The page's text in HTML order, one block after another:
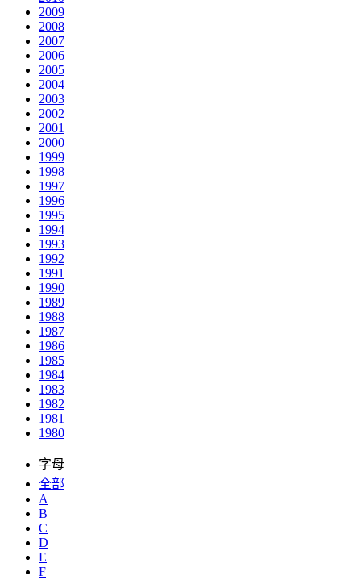
2009
2008
2007
2006
2005
2004
2003
2002
2001
2000
1999
1998
1997
1996
1995
1994
1993
1992
1991
1990
1989
1988
1987
1986
1985
1984
1983
1982
1981
1980
字母
全部
A
B
C
D
E
F